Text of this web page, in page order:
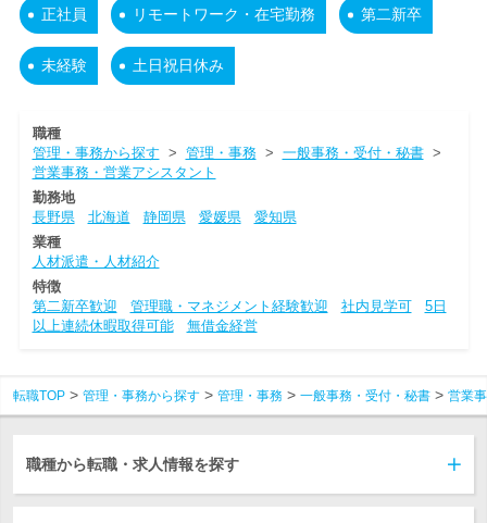
正社員 リモートワーク・在宅勤務 第二新卒
未経験 土日祝日休み
職種
管理・事務から探す > 管理・事務> 一般事務・受付・秘書>
営業事務・営業アシスタント
勤務地
長野県
北海道 静岡県 愛媛県
愛知県
業種
人材派遣・人材紹介
特徴
第二新卒歓迎
管理職・マネジメント経験歓迎 社内見学可
5日
以上連続休暇取得可能
無借金経営
転職TOP 管理・事務から探す 管理・事務 一般事務・受付・秘書 営業
職種から転職・求人情報を探す